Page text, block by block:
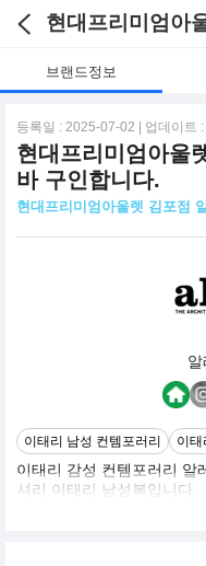
브랜드정보
등록일 : 2025-07-02 | 업데이트
현대프리미엄아울
바 구인합니다.
현대프리미엄아울렛 김포점
이태리 남성 컨템포러리 이태
이태리 감성 컨템포러리 알
셔리 이태리 남성복입니다.